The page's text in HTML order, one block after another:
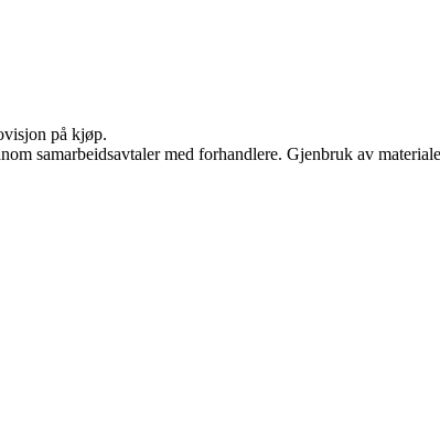
på kjøp.
samarbeidsavtaler med forhandlere. Gjenbruk av